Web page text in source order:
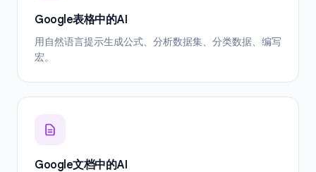
Google表格中的AI
用自然语言提示生成公式、分析数据集、分类数据、编写
宏。
Google文档中的AI